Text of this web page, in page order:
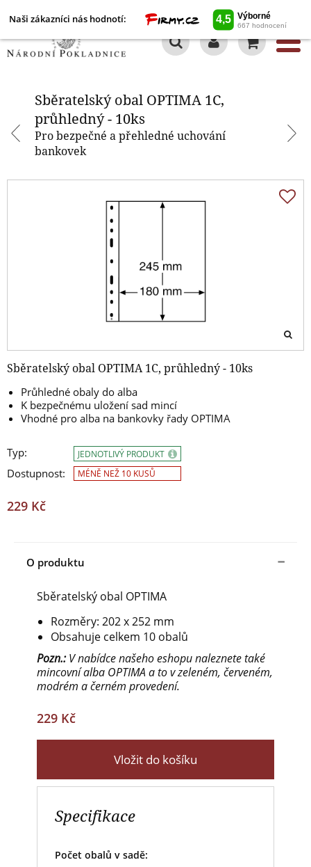
Naši zákazníci nás hodnotí:
Sběratelský obal OPTIMA 1C,
průhledný - 10ks
Pro bezpečné a přehledné uchování
bankovek
Sběratelský obal OPTIMA 1C, průhledný - 10ks
Průhledné obaly do alba
K bezpečnému uložení sad mincí
Vhodné pro alba na bankovky řady OPTIMA
Typ:
Dostupnost:
JEDNOTLIVÝ PRODUKT
MÉNĚ NEŽ 10 KUSŮ
229 Kč
O produktu
Sběratelský obal OPTIMA
Rozměry: 202 x 252 mm
Obsahuje celkem 10 obalů
Pozn.: V nabídce našeho eshopu naleznete také
mincovní alba OPTIMA a to v zeleném, červeném,
modrém a černém provedení.
229 Kč
Vložit do košíku
Specifikace
Počet obalů v sadě:
Sběratelský obal OPTIMA 1C,